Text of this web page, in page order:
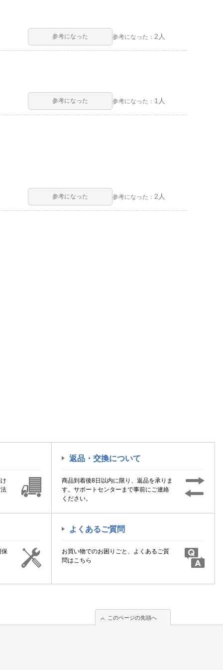
参考になった 参考になった：2人
参考になった 参考になった： 1人
参考になった 参考になった：2人
返品・交換について
商品到着後8日以内に限り、返品を承りま
す。サポートセンターまで事前にご連絡
ください。
保
よくあるご質問
お買い物でのお困りごと、よくあるご質
問はこちら
このページの先頭へ
このページの先頭へ